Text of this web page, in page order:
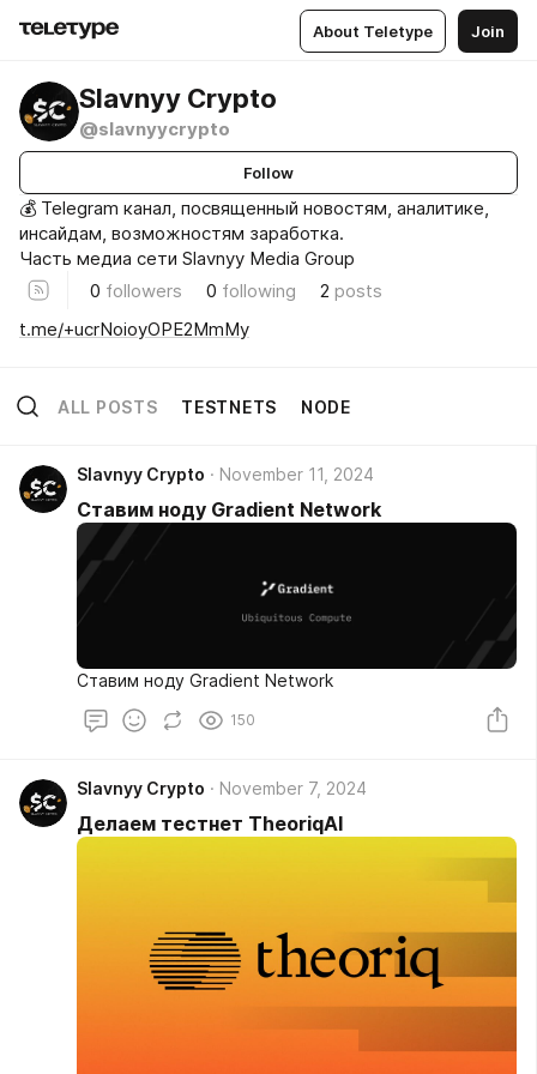
About Teletype Join
Slavnyy Crypto
@slavnyycrypto
Follow
💰 Telegram канал, посвященный новостям, аналитике,
инсайдам, возможностям заработка.
Часть медиа сети Slavnyy Media Group
0 followers 0 following 2 posts
t.me/+ucrNoioyOPE2MmMy
ALL POSTS TESTNETS NODE
Slavnyy Crypto November 11, 2024
Ставим ноду Gradient Network
Ставим ноду Gradient Network
150
Slavnyy Crypto November 7, 2024
Делаем тестнет TheoriqAI